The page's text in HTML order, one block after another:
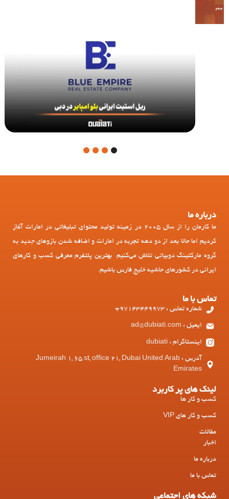
1
درباره ما
ما کارمان را از سال 2005 در زمینه تولید محتوای تبلیغاتی در امارات آغاز
کردیم اما حالا بعد از دو دهه تجربه در امارات و اضافه شدن بازوهای جدید به
گروه مارکتینگ دوبیاتی تلاش می‌کنیم بهترین پلتفرم معرفی کسب و کارهای
ایرانی در کشورهای حاشیه خلیج فارس باشیم.
تماس با ما
شماره تماس : 97143449973+
ایمیل : ad@dubiati.com
اینستاگرام : dubiati
آدرس : Jumeirah 1, 65 st, office 21, Dubai United Arab
Emirates
لینک های پر کاربرد
کسب و کار ها
کسب و کار های VIP
مقالات
اخبار
درباره ما
تماس با ما
شبکه های اجتماعی